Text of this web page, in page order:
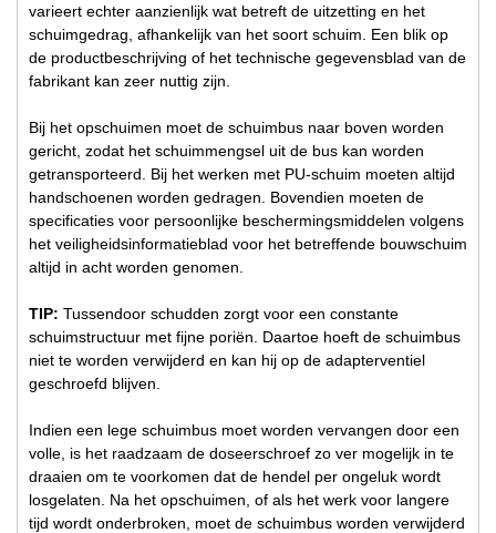
varieert echter aanzienlijk wat betreft de uitzetting en het
schuimgedrag, afhankelijk van het soort schuim. Een blik op
de productbeschrijving of het technische gegevensblad van de
fabrikant kan zeer nuttig zijn.
Bij het opschuimen moet de schuimbus naar boven worden
gericht, zodat het schuimmengsel uit de bus kan worden
getransporteerd. Bij het werken met PU-schuim moeten altijd
handschoenen worden gedragen. Bovendien moeten de
specificaties voor persoonlijke beschermingsmiddelen volgens
het veiligheidsinformatieblad voor het betreffende bouwschuim
altijd in acht worden genomen.
TIP: Tussendoor schudden zorgt voor een constante
schuimstructuur met fijne poriën. Daartoe hoeft de schuimbus
niet te worden verwijderd en kan hij op de adapterventiel
geschroefd blijven.
Indien een lege schuimbus moet worden vervangen door een
volle, is het raadzaam de doseerschroef zo ver mogelijk in te
draaien om te voorkomen dat de hendel per ongeluk wordt
losgelaten. Na het opschuimen, of als het werk voor langere
tijd wordt onderbroken, moet de schuimbus worden verwijderd